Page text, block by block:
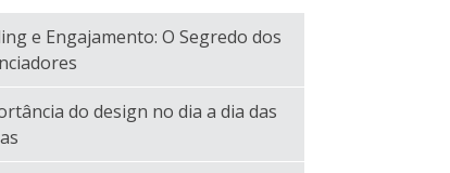
e Engajamento: O Segredo dos
do design no dia a dia das